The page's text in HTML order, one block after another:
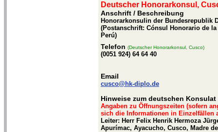
Deutscher Honorarkonsul,
Anschrift / Beschreibung
Honorarkonsulin der Bundesrepublik
(Postanschrift: Cónsul Honorario de
Perú)
Telefon (Deutscher Honorarkonsul, Cusco)
(0051 924) 64 64 40
Email
cusco@hk-diplo.de
Hinweise zum deutschen
Angaben zu Öffnungszeiten (sofern
sich die Informationen in Einzelfällen
Leiter: Herr Felix Henrik Hermoza
Apurímac, Ayacucho, Cusco, Madre